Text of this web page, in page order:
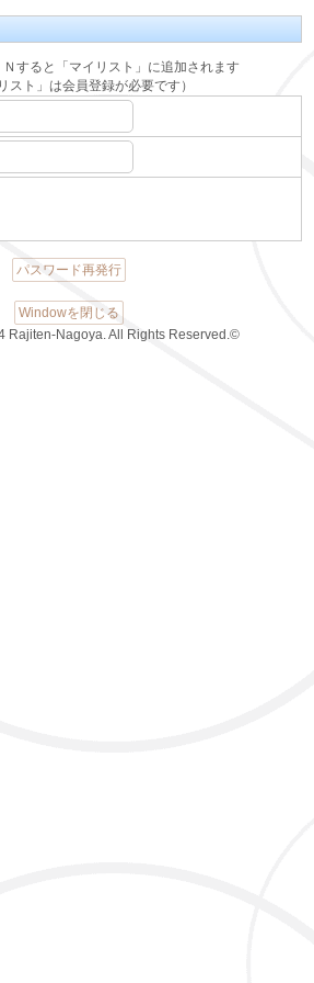
すると「マイリスト」に追加されます
スト」は会員登録が必要です）
パスワード再発行
Windowを閉じる
Rajiten-Nagoya. All Rights Reserved.©